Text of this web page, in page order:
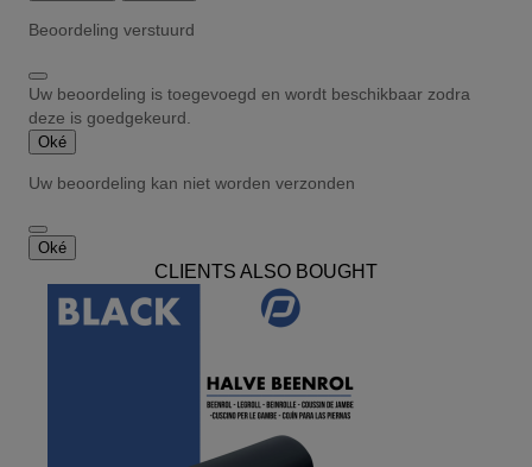
Beoordeling verstuurd
Uw beoordeling is toegevoegd en wordt beschikbaar zodra
deze is goedgekeurd.
Oké
Uw beoordeling kan niet worden verzonden
Oké
CLIENTS ALSO BOUGHT